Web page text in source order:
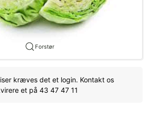
Forstør
kræves det et login. Kontakt os
et på 43 47 47 11